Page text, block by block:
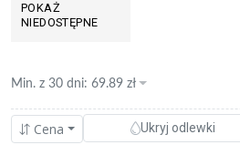
POKAŻ
NIEDOSTĘPNE
Cena Ukryj odlewki
Min. z 30 dni: 69.89 zł